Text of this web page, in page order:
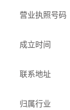
营业执照号码
成立时间
联系地址
归属行业